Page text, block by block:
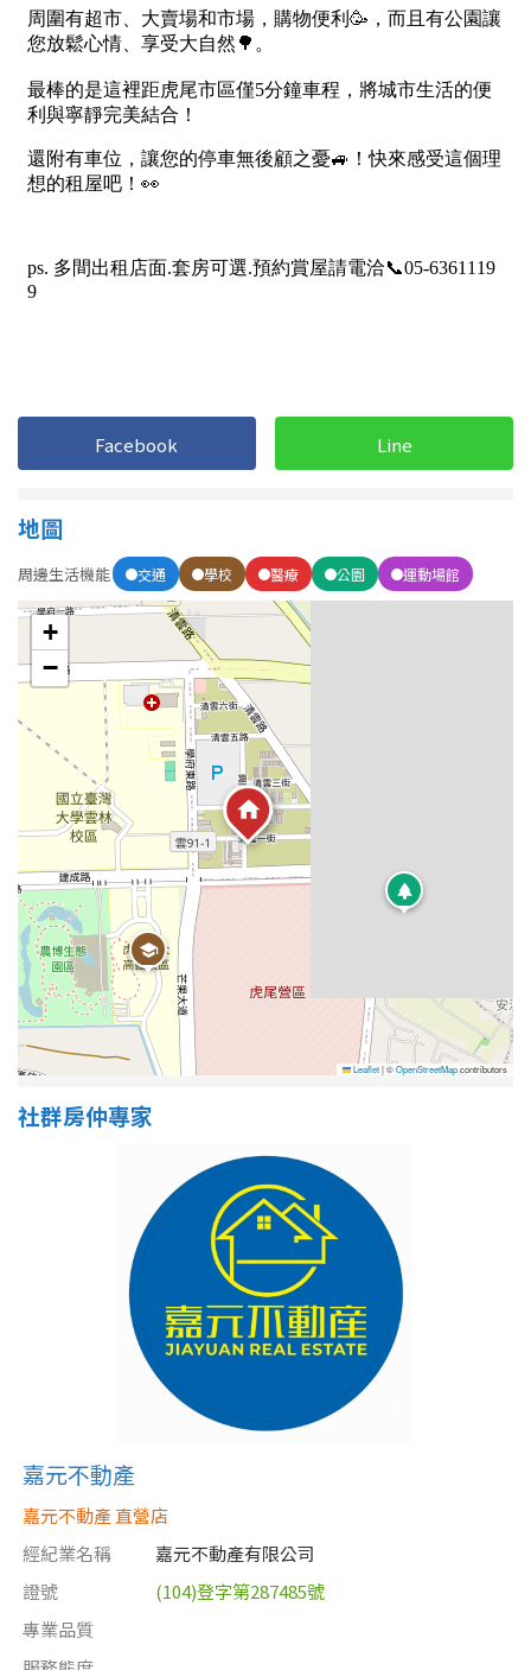
花蓮縣
金門連江
不拘
地下室
1樓 2樓
5~10樓
21樓以上
格局
4房 5房以上
屋齡
不拘
5-10 年
20-30 年
40 年以上
售價
Facebook Line
地圖
周邊生活機能 交通 學校 醫療 公園 運動場館
+
−
Leaflet|©OpenStreetMapcontributors
社群房仲專家
嘉元不動產
嘉元不動產 直營店
經紀業名稱
嘉元不動產有限公司
證號
(104)登字第287485號
專業品質